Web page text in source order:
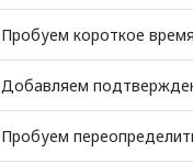
Пробуем короткое
Добавляем
Пробуем